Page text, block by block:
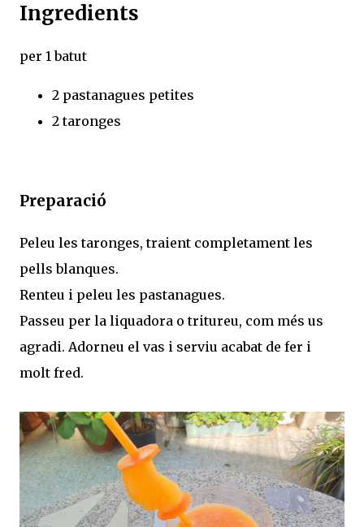
Ingredients
per 1 batut
2 pastanagues petites
2 taronges
Preparació
Peleu les taronges, traient completament les
pells blanques.
Renteu i peleu les pastanagues.
Passeu per la liquadora o tritureu, com més us
agradi. Adorneu el vas i serviu acabat de fer i
molt fred.